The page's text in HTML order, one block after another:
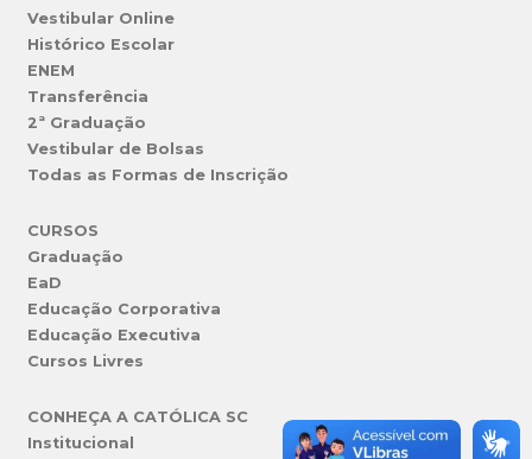
Vestibular Online
Histórico Escolar
ENEM
Transferência
2ª Graduação
Vestibular de Bolsas
Todas as Formas de Inscrição
CURSOS
Graduação
EaD
Educação Corporativa
Educação Executiva
Cursos Livres
CONHEÇA A CATÓLICA SC
Institucional